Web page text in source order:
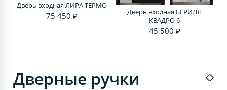
Дверь входная ЛИРА ТЕРМО
75 450 ₽
Дверь входная БЕРИЛЛ
КВАДРО 6
45 500 ₽
Дверные ручки